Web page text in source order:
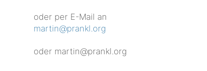
oder per E-Mail an
martin@prankl.org
oder martin@prankl.org